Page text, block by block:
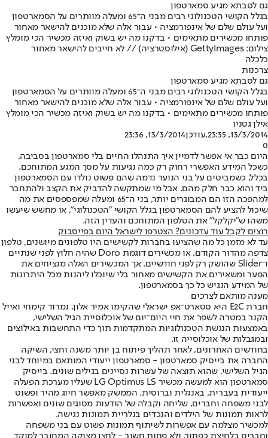
גם לסבתא מגיע סמארטפון
בגלל הקושי הטכנולוגי רבים מבני ה־65 ומעלה מוותרים על הסמארטפון
ועל עולם שלם של אינפורמציה • עבור אלה שלא מוכנים להישאר מאחור
פותחו מכשירים מתאימים • בדקנו מה יש בשוק ואיזה מכשיר הכי מומלץ
צילום: GettyImages (אילוסטרציה) // לא חייבים להישאר מאחור
כלכלה
צרכנות
גם לסבתא מגיע סמארטפון
בגלל הקושי הטכנולוגי רבים מבני ה־65 ומעלה מוותרים על הסמארטפון
ועל עולם שלם של אינפורמציה • עבור אלה שלא מוכנים להישאר מאחור
פותחו מכשירים מתאימים • בדקנו מה יש בשוק ואיזה מכשיר הכי מומלץ
אילן גטניו
13/3/2014, 23:35
,עודכן13/3/2014, 23:36
0
היום כבר אי אפשר לדמיין איך התנהלו החיים בלי סמארטפון בסביבה,
כשכל המידע האפשרי רחוק רק כמה נגיעות על מסך המגע המתוחכם.
בכלל, כשמביטים על בני הנוער נדמה שהם פשוט נולדו עם הסמארטפון
ביד והוא כבר חלק מהם. אבל מי שמתקשה להדביק את הקצב ולהתחבר
למהפכה הזו הם המבוגרים יותר, בני ה־65 ומעלה שמפספסים את מה
שיכול להציע להם הסמארטפון בגלל הקושי "הטכנולוגי", או מחשש שיעשו
משהו ש"יקלקל" את הטלפון המתוחכם והעדין הזה.
רוצים לקבל עוד עדכונים? הצטרפו לישראל היום בפייסבוק
עד לא מזמן כל מה שהציעו בחברות לקשישים היו טלפונים מיושנים, טלפון
צדפה מהדור הקודם, או מכשירים דוגמת Doro שהיה חלוץ לפני שנתיים
ו־Slider שהושק רק לפני חודשיים. אך המכשירים האלה מנציחים את
הפער ומשאירים את הקשישים מאחור בלי שיוכלו ליהנות מכל היתרונות
של המידע הנגיש כל כך בסמארטפון.
מענה מותאם לצרכים
חברת E2C היא סטארט־אפ ישראלי שהקימו אמיר אלון, נמרוד קימחי ואייל
הקנר במטרה לשפר את חיי היום־יום של אוכלוסיית הגיל השלישי,
באמצעות הנגשת הטכנולוגיות המתקדמות תוך כדי התחשבות באילוצים
ובמגבלות של אוכלוסייה זו.
בחודשים האחרונים, לאחר תהליך פיתוח בן יותר משנה וחצי, השיקה
החברה את בייסיק סמארטפון - סמארטפון ייעודי המותאם במיוחד לבני
הגיל השלישי, שהוא תוצאה של עשרות נסיינים בגילים שונים. בייסיק
סמארטפון הוא למעשה מכשיר LG Optimus LS שעליו מערכת הפעלה
ייעודית בעברית, באנגלית וברוסית. הממשק מאפשר חיוג מהיר ופשוט
לבני משפחה וחברים, שליחה וקבלה של הודעות מסוגים שונים ואפשרות
לראות תמונות של הילדים והנכדים בגלריית תמונות נגישה.
למכשיר מצלמה עם אפשרות לשיתוף תמונות פשוט עם בני משפחה